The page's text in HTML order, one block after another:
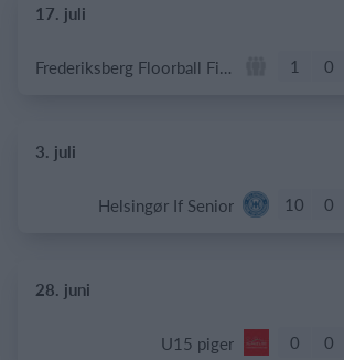
17. juli
Frederiksberg Floorball Fighters 1 0
3. juli
Helsingør If Senior 10 0
28. juni
U15 piger 0 0